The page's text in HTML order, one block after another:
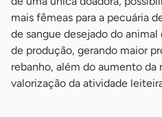
mais fêmeas para a pecuária
de sangue desejado do
de produção, gerando maior
rebanho, além do aumento da
valorização da atividade